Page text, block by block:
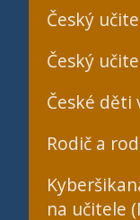
Český
Český
České děti
Rodič a
na učitele